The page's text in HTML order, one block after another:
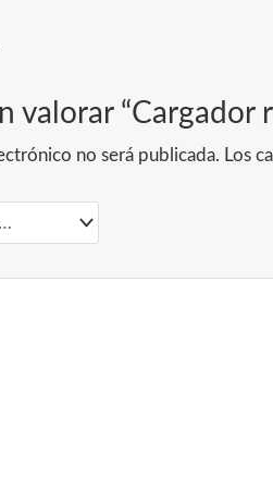
valorar
no será publicada. Los